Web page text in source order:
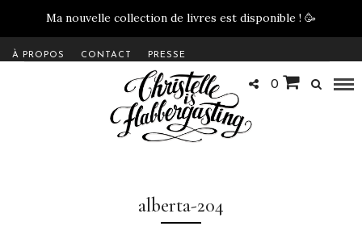
Ma nouvelle collection de livres est disponible ! 🥳
À PROPOS CONTACT PRESSE
0
alberta-204